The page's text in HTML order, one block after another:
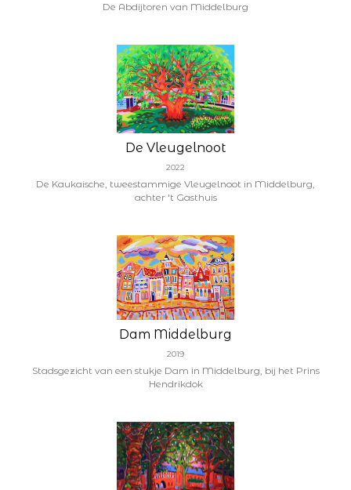
De Abdijtoren van Middelburg
De Vleugelnoot
2022
De Kaukaische, tweestammige Vleugelnoot in Middelburg,
achter 't Gasthuis
Dam Middelburg
2019
Stadsgezicht van een stukje Dam in Middelburg, bij het Prins
Hendrikdok